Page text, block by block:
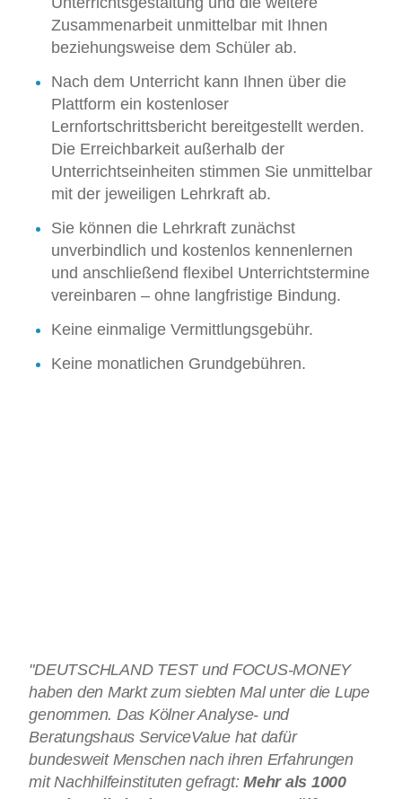
Zusammenarbeit unmittelbar mit Ihnen
beziehungsweise dem Schüler ab.
Nach dem Unterricht kann Ihnen über die
Plattform ein kostenloser
Lernfortschrittsbericht bereitgestellt werden.
Die Erreichbarkeit außerhalb der
Unterrichtseinheiten stimmen Sie unmittelbar
mit der jeweiligen Lehrkraft ab.
Sie können die Lehrkraft zunächst
unverbindlich und kostenlos kennenlernen
und anschließend flexibel Unterrichtstermine
vereinbaren – ohne langfristige Bindung.
Keine einmalige Vermittlungsgebühr.
Keine monatlichen Grundgebühren.
"DEUTSCHLAND TEST und FOCUS-MONEY
haben den Markt zum siebten Mal unter die Lupe
genommen. Das Kölner Analyse- und
Beratungshaus ServiceValue hat dafür
bundesweit Menschen nach ihren Erfahrungen
mit Nachhilfeinstituten gefragt:Mehr als 1000